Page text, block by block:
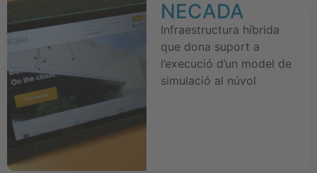
NECADA
Infraestructura híbrida
que dona suport a
l’execució d’un model de
simulació al núvol